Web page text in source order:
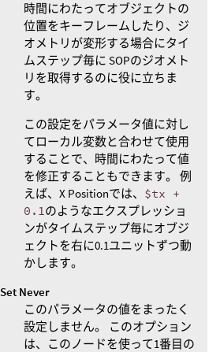
時間にわたってオブジェクトの
位置をキーフレームしたり、ジ
オメトリが変形する場合にタイ
ムステップ毎に SOPのジオメト
リを取得するのに役に立ちま
す。
この設定をパラメータ値に対し
てローカル変数と合わせて使用
することで、時間にわたって値
を修正することもできます。 例
えば、X Positionでは、 $tx +
0.1のようなエクスプレッショ
ンがタイムステップ毎にオブジ
ェクトを右に0.1ユニットずつ動
かします。
Set Never
このパラメータの値をまったく
設定しません。 このオプション
は、このノードを使って1番目の